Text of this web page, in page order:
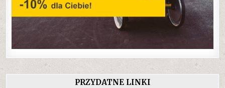
PRZYDATNE LINKI